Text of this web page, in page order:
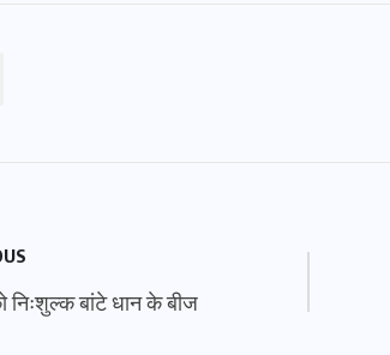
निःशुल्क बांटे धान के बीज